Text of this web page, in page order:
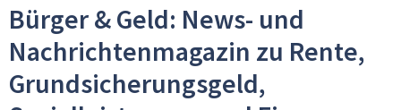
Bürger & Geld: News- und
Nachrichtenmagazin zu Rente,
Grundsicherungsgeld,